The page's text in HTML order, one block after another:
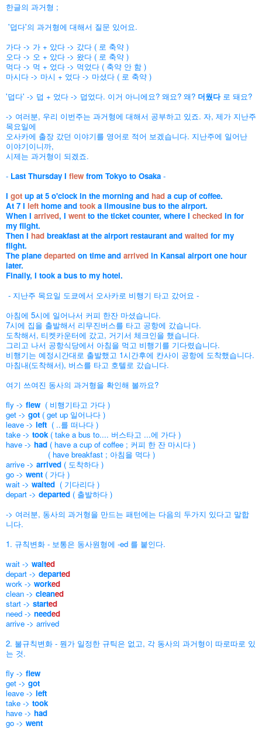
한글의 과거형 ;
'덥다'의 과거형에 대해서 질문 있어요.
가다 -> 가 + 았다 -> 갔다 ( 로 축약 )
오다 -> 오 + 았다 -> 왔다 ( 로 축약 )
먹다 -> 먹 + 었다 -> 먹었다 ( 축약 안 함 )
마시다 -> 마시 + 었다 -> 마셨다 ( 로 축약 )
'덥다' -> 덥 + 었다 -> 덥었다. 이거 아니에요? 왜요? 왜? 더웠다로 돼요?
-> 여러분, 우리 이번주는 과거형에 대해서 공부하고 있죠. 자, 제가 지난주
목요일에
오사카에 출장 갔던 이야기를 영어로 적어 보겠습니다. 지난주에 일어난
이야기이니까,
시제는 과거형이 되겠죠.
- Last Thursday I flew from Tokyo to Osaka -
I got up at 5 o'clock in the morning and had a cup of coffee.
At 7 I left home and took a limousine bus to the airport.
When I arrived, I went to the ticket counter, where I checked in for
my flight.
Then I had breakfast at the airport restaurant and waited for my
flight.
The plane departed on time and arrived in Kansai airport one hour
later.
Finally, I took a bus to my hotel.
- 지난주 목요일 도쿄에서 오사카로 비행기 타고 갔어요 -
아침에 5시에 일어나서 커피 한잔 마셨습니다.
7시에 집을 출발해서 리무진버스를 타고 공항에 갔습니다.
도착해서, 티켓카운터에 갔고, 거기서 체크인을 했습니다.
그리고 나서 공항식당에서 아침을 먹고 비행기를 기다렸습니다.
비행기는 예정시간대로 출발했고 1시간후에 칸사이 공항에 도착했습니다.
마침내(도착해서), 버스를 타고 호텔로 갔습니다.
여기 쓰여진 동사의 과거형을 확인해 볼까요?
fly -> flew ( 비행기타고 가다 )
get -> got ( get up 일어나다 )
leave -> left ( ..를 떠나다 )
take -> took ( take a bus to.... 버스타고 ...에 가다 )
have -> had ( have a cup of coffee ; 커피 한 잔 마시다 )
( have breakfast ; 아침을 먹다 )
arrive -> arrived ( 도착하다 )
go -> went ( 가다 )
wait -> waited ( 기다리다 )
depart -> departed ( 출발하다 )
-> 여러분, 동사의 과거형을 만드는 패턴에는 다음의 두가지 있다고 말합
니다.
1. 규칙변화 - 보통은 동사원형에 -ed 를 붙인다.
wait -> waited
depart -> departed
work -> worked
clean -> cleaned
start -> started
need -> needed
arrive -> arrived
2. 불규칙변화 - 뭔가 일정한 규틱은 없고, 각 동사의 과거형이 따로따로 있
는 것.
fly -> flew
get -> got
leave -> left
take -> took
have -> had
go -> went